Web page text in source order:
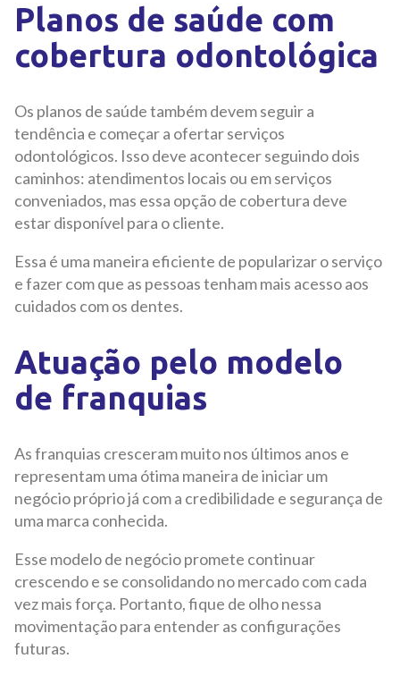
Planos de saúde com
cobertura odontológica
Os planos de saúde também devem seguir a
tendência e começar a ofertar serviços
odontológicos. Isso deve acontecer seguindo dois
caminhos: atendimentos locais ou em serviços
conveniados, mas essa opção de cobertura deve
estar disponível para o cliente.
Essa é uma maneira eficiente de popularizar o serviço
e fazer com que as pessoas tenham mais acesso aos
cuidados com os dentes.
Atuação pelo modelo
de franquias
As franquias cresceram muito nos últimos anos e
representam uma ótima maneira de iniciar um
negócio próprio já com a credibilidade e segurança de
uma marca conhecida.
Esse modelo de negócio promete continuar
crescendo e se consolidando no mercado com cada
vez mais força. Portanto, fique de olho nessa
movimentação para entender as configurações
futuras.